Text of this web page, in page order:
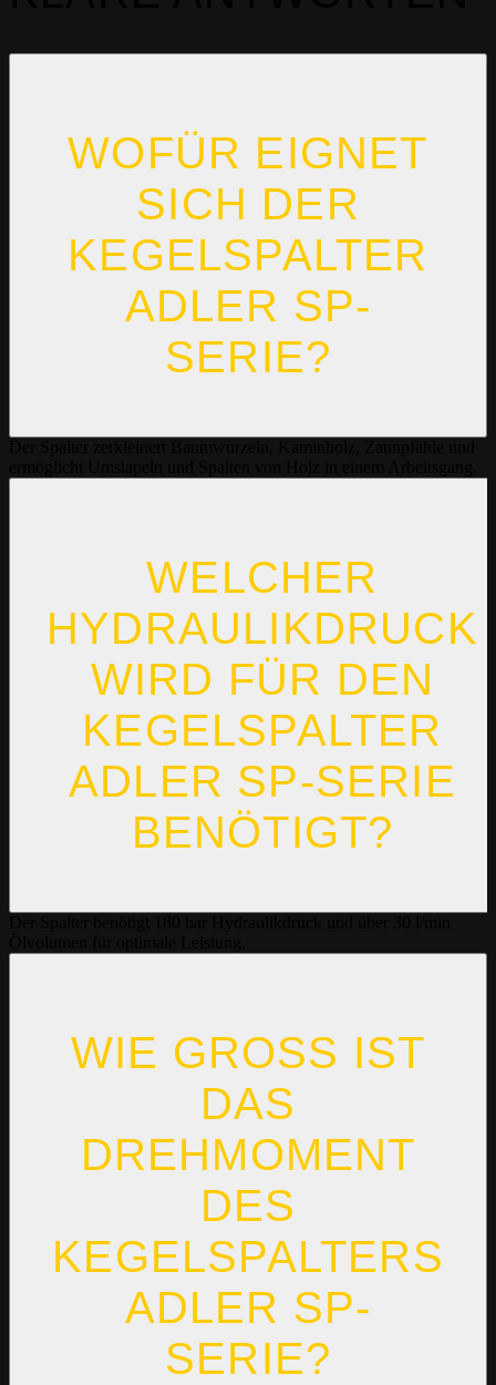
WOFÜR EIGNET
SICH DER
KEGELSPALTER
ADLER SP-
SERIE?
WELCHER
HYDRAULIKDRUCK
WIRD FÜR DEN
KEGELSPALTER
ADLER SP-SERIE
BENÖTIGT?
WIE GROSS IST D
AS
DREHMOMENT D
ES K
EGELSPALTERS A
DLER SP-S
ERIE?